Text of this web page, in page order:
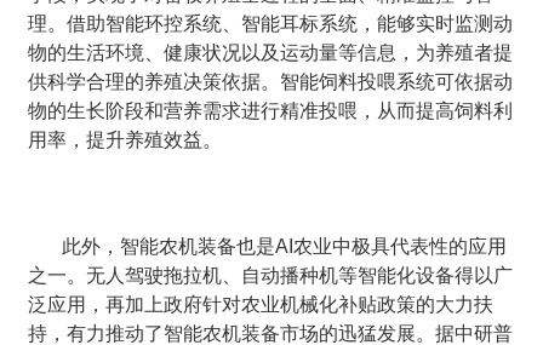
理。借助智能环控系统、智能耳标系统，能够实时监测动
物的生活环境、健康状况以及运动量等信息，为养殖者提
供科学合理的养殖决策依据。智能饲料投喂系统可依据动
物的生长阶段和营养需求进行精准投喂，从而提高饲料利
用率，提升养殖效益。
此外，智能农机装备也是AI农业中极具代表性的应用
之一。无人驾驶拖拉机、自动播种机等智能化设备得以广
泛应用，再加上政府针对农业机械化补贴政策的大力扶
持，有力推动了智能农机装备市场的迅猛发展。据中研普